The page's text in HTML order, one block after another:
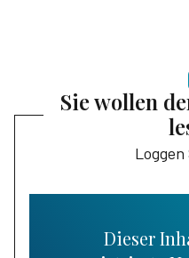
Sie wollen
Loggen
Dieser